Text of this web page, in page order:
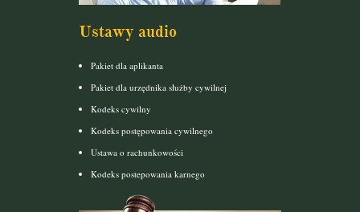
Ustawy audio
Pakiet dla aplikanta
Pakiet dla urzędnika służby cywilnej
Kodeks cywilny
Kodeks postępowania cywilnego
Ustawa o rachunkowości
Kodeks postepowania karnego